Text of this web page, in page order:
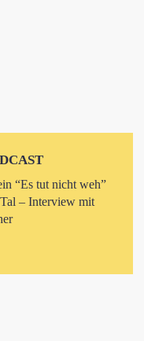
“Es tut nicht weh”
– Interview mit